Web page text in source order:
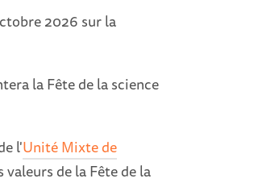
2026 sur la
la Fête de la science
l'Unité Mixte de
valeurs de la Fête de la